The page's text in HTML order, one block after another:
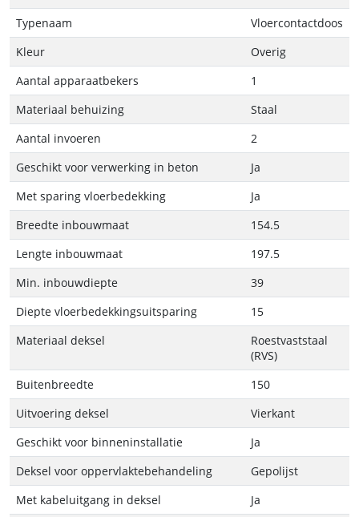
Typenaam
Vloercontactdoos
Kleur
Overig
Aantal apparaatbekers
1
Materiaal behuizing
Staal
Aantal invoeren
2
Geschikt voor verwerking in beton
Ja
Met sparing vloerbedekking
Ja
Breedte inbouwmaat
154.5
Lengte inbouwmaat
197.5
Min. inbouwdiepte
39
Diepte vloerbedekkingsuitsparing
15
Materiaal deksel
Roestvaststaal
(RVS)
Buitenbreedte
150
Uitvoering deksel
Vierkant
Geschikt voor binneninstallatie
Ja
Deksel voor oppervlaktebehandeling
Gepolijst
Met kabeluitgang in deksel
Ja